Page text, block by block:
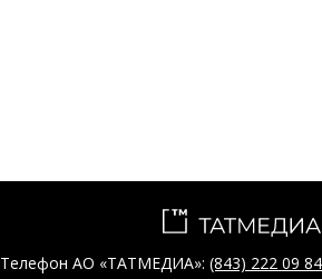
Телефон АО «ТАТМЕДИА»: (843) 222 09 84